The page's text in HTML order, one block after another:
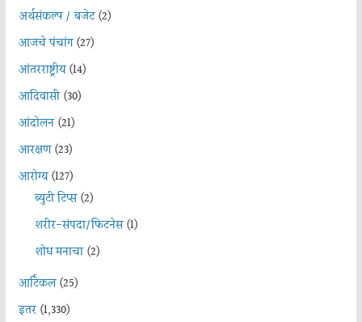
अर्थसंकल्प / बजेट(2)
आजचे पंचांग(27)
आंतरराष्ट्रीय(14)
आदिवासी(30)
आंदोलन(21)
आरक्षण(23)
आरोग्य(127)
ब्युटी टिप्स(2)
शरीर-संपदा/फिटनेस(1)
शोध मनाचा(2)
आर्टिकल(25)
इतर(1,330)